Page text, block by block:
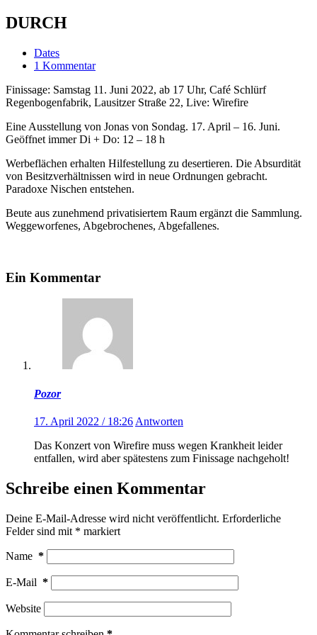
DURCH
Dates
1 Kommentar
Finissage: Samstag 11. Juni 2022, ab 17 Uhr, Café Schlürf
Regenbogenfabrik, Lausitzer Straße 22, Live: Wirefire
Eine Ausstellung von Jonas von Sondag. 17. April – 16. Juni.
Geöffnet immer Di + Do: 12 – 18 h
Werbeflächen erhalten Hilfestellung zu desertieren. Die Absurdität
von Besitzverhältnissen wird in neue Ordnungen gebracht.
Paradoxe Nischen entstehen.
Beute aus zunehmend privatisiertem Raum ergänzt die Sammlung.
Weggeworfenes, Abgebrochenes, Abgefallenes.
Ein Kommentar
Pozor
17. April 2022 / 18:26 Antworten
Das Konzert von Wirefire muss wegen Krankheit leider
entfallen, wird aber spätestens zum Finissage nachgeholt!
Schreibe einen Kommentar
Deine E-Mail-Adresse wird nicht veröffentlicht. Erforderliche
Felder sind mit * markiert
Name *
E-Mail *
Website